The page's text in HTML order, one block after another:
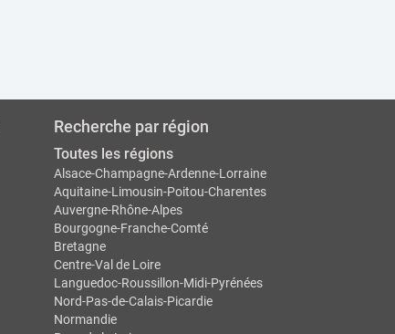
Recherche par région
Toutes les régions
Alsace-Champagne-Ardenne-Lorraine
Aquitaine-Limousin-Poitou-Charentes
Auvergne-Rhône-Alpes
Bourgogne-Franche-Comté
Bretagne
Centre-Val de Loire
Languedoc-Roussillon-Midi-Pyrénées
Nord-Pas-de-Calais-Picardie
Normandie